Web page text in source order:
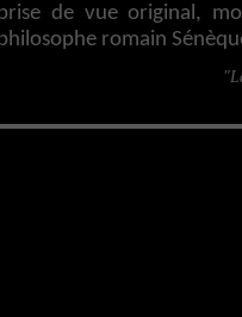
de vue original,
romain